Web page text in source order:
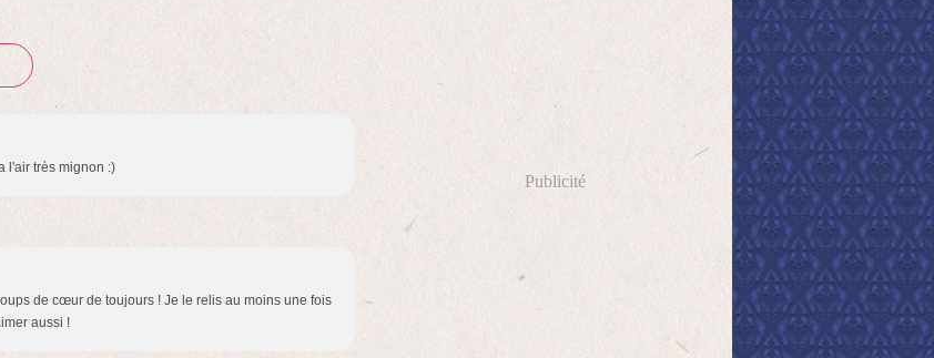
l'air très mignon :)
de cœur de toujours ! Je le relis au moins une fois
aussi !
Publicité